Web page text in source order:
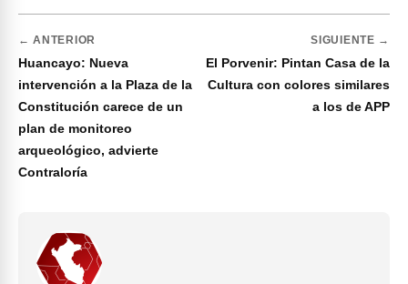
← ANTERIOR
Huancayo: Nueva
intervención a la Plaza de la
Constitución carece de un
plan de monitoreo
arqueológico, advierte
Contraloría
SIGUIENTE →
El Porvenir: Pintan Casa de la
Cultura con colores similares
a los de APP